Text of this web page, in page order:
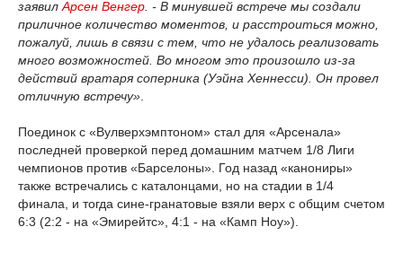
заявилАрсен Венгер. - В минувшей встрече мы создали
приличное количество моментов, и расстроиться можно,
пожалуй, лишь в связи с тем, что не удалось реализовать
много возможностей. Во многом это произошло из-за
действий вратаря соперника (Уэйна Хеннесси). Он провел
отличную встречу».
Поединок с «Вулверхэмптоном» стал для «Арсенала»
последней проверкой перед домашним матчем 1/8 Лиги
чемпионов против «Барселоны». Год назад «канониры»
также встречались с каталонцами, но на стадии в 1/4
финала, и тогда сине-гранатовые взяли верх с общим счетом
6:3 (2:2 - на «Эмирейтс», 4:1 - на «Камп Ноу»).